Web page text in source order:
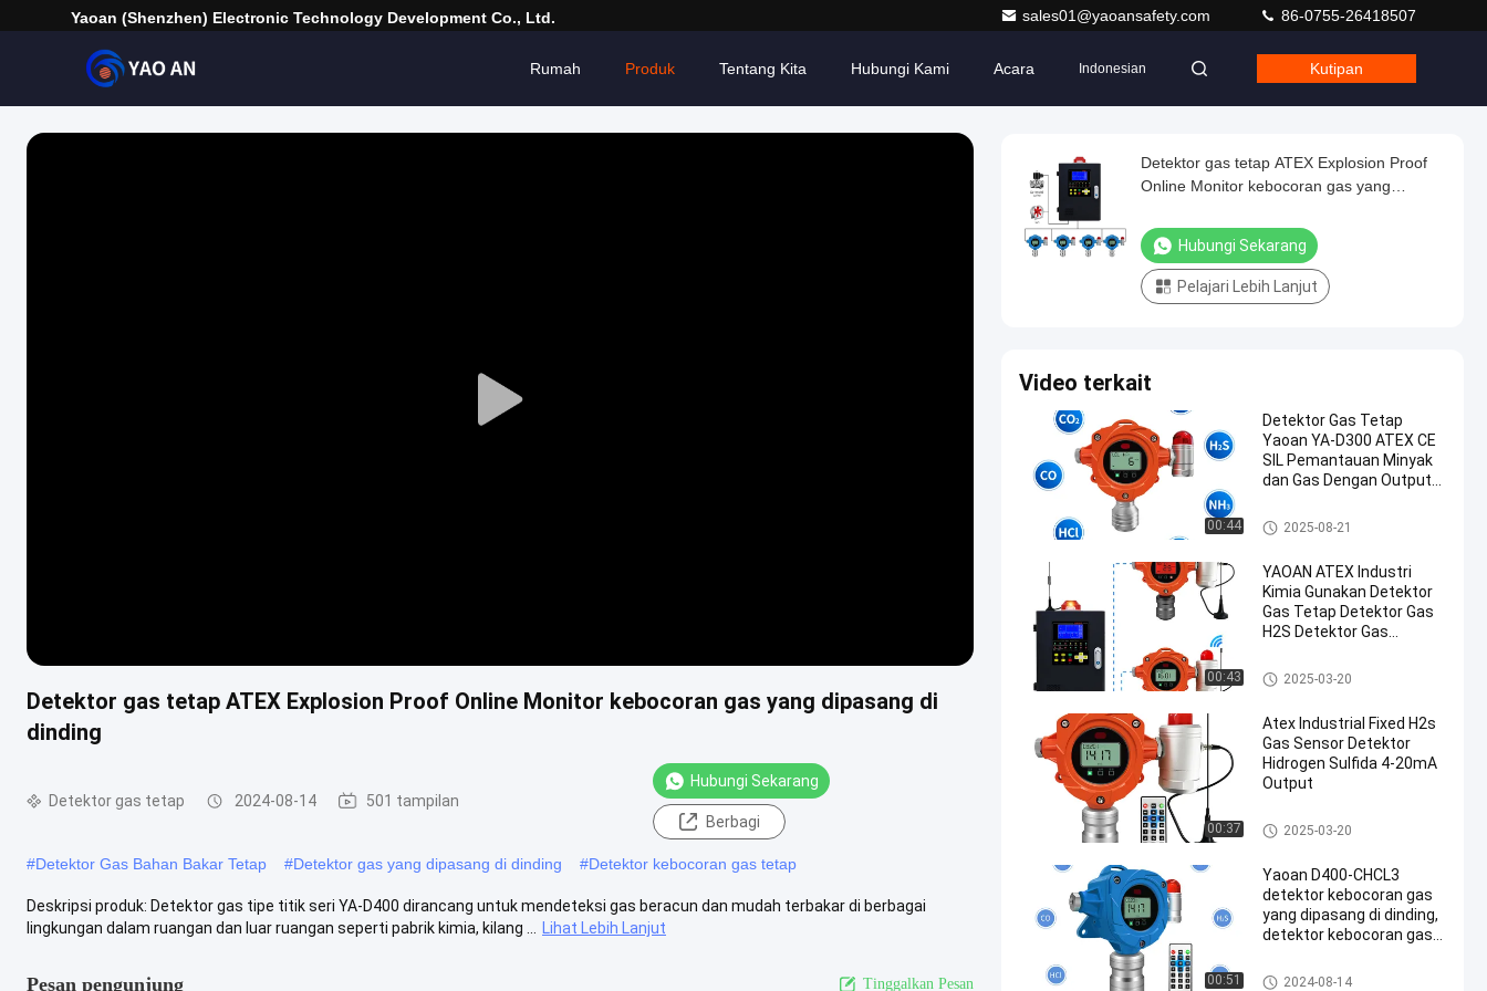
Yaoan (Shenzhen) Electronic Technology Development Co., Ltd. sales01@yaoansafety.com 86-0755-26418507
Rumah Produk Tentang Kita Hubungi Kami Acara Indonesian Kutipan
Play
Detektor gas tetap ATEX Explosion Proof Online Monitor kebocoran gas yang dipasang di
dinding
Detektor gas tetap 2024-08-14 501 tampilan
Hubungi Sekarang
Berbagi
#Detektor Gas Bahan Bakar Tetap #Detektor gas yang dipasang di dinding #Detektor kebocoran gas tetap
Deskripsi produk: Detektor gas tipe titik seri YA-D400 dirancang untuk mendeteksi gas beracun dan mudah terbakar di berbagai
lingkungan dalam ruangan dan luar ruangan seperti pabrik kimia, kilang ...
Lihat Lebih Lanjut
Pesan pengunjung Tinggalkan Pesan
Detektor gas tetap ATEX Explosion Proof
Online Monitor kebocoran gas yang
Hubungi Sekarang
Pelajari Lebih Lanjut
Video terkait
00:44
Detektor Gas Tetap
Yaoan YA-D300 ATEX CE
SIL Pemantauan Minyak
dan Gas Dengan Output
Detektor gas tetap
2025-08-21
00:43
YAOAN ATEX Industri
Kimia Gunakan Detektor
Gas Tetap Detektor Gas
H2S Detektor Gas
Gas
Detektor gas tetap
2025-03-20
00:37
Atex Industrial Fixed H2s
Gas Sensor Detektor
Hidrogen Sulfida 4-20mA
Output
Detektor gas tetap
2025-03-20
00:51
Yaoan D400-CHCL3
detektor kebocoran gas
yang dipasang di dinding,
detektor kebocoran gas
alarm
Detektor gas tetap
2024-08-14